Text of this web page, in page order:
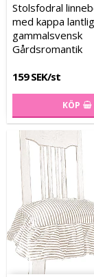
Stolsfodral
med kappa
gammalsvensk
Gårdsromantik
159 SEK/st
KÖP